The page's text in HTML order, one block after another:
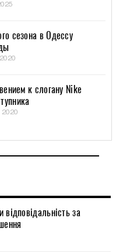
сезона в Одессу
к слогану Nike
2020
за